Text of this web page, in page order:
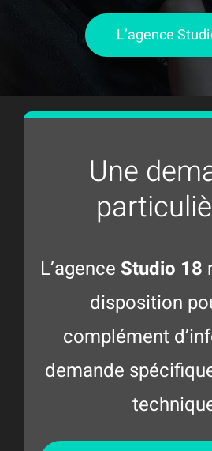
L’agence
Une
L’agence Studio 18
disposition
complément
demande